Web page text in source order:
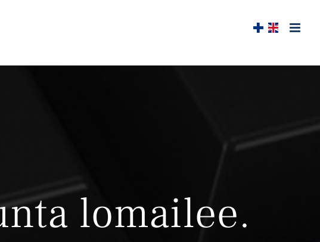
lomailee.